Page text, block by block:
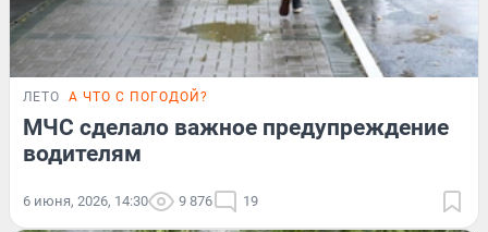
ЛЕТО А ЧТО С ПОГОДОЙ?
МЧС сделало важное предупреждение
водителям
6 июня, 2026, 14:30 9 876 19